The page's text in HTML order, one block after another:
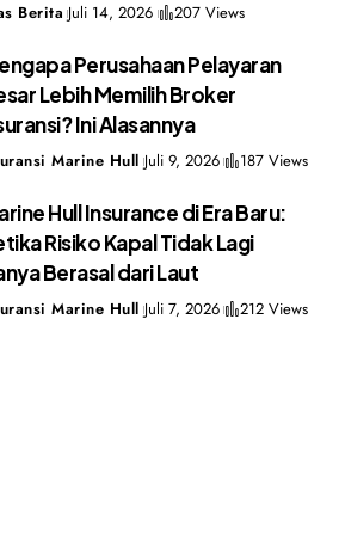
Berita Juli 14, 2026 207 Views
Perusahaan Pelayaran
Lebih Memilih Broker
Ini Alasannya
Marine Hull Juli 9, 2026 187 Views
Hull Insurance di Era Baru:
Risiko Kapal Tidak Lagi
Berasal dari Laut
Marine Hull Juli 7, 2026 212 Views